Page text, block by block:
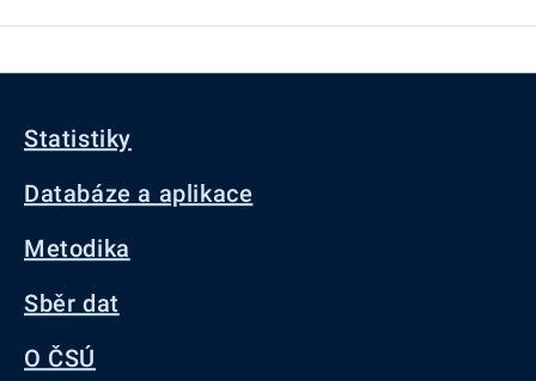
Statistiky
Databáze a aplikace
Metodika
Sběr dat
O ČSÚ